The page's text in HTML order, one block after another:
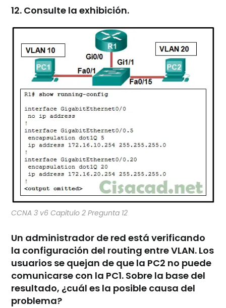
12. Consulte la exhibición.
CCNA 3 v6 Capitulo 2 Pregunta 12
Un administrador de red está verificando
la configuración del routing entre VLAN. Los
usuarios se quejan de que la PC2 no puede
comunicarse con la PC1. Sobre la base del
resultado, ¿cuál es la posible causa del
problema?